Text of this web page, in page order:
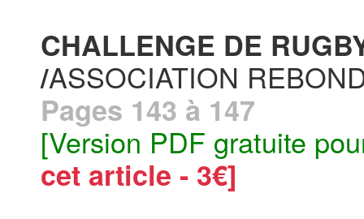
CHALLENGE DE
/ASSOCIATION
Pages 143 à 147
[Version PDF gratuite
cet article - 3€]